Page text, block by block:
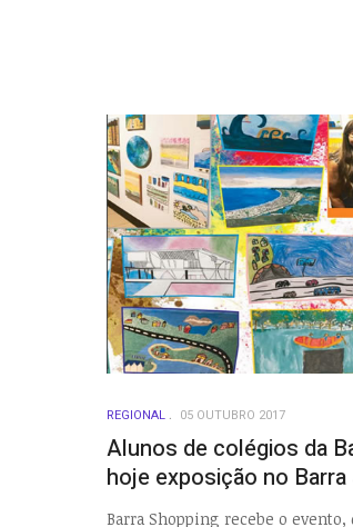
REGIONAL 05 OUTUBRO 2017
Alunos de colégios da
hoje exposição no Barra
Barra Shopping recebe o evento,